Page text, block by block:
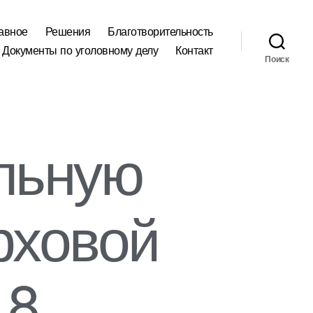
Решения
Благотворительность
Документы по уголовному делу
Контакт
Поиск